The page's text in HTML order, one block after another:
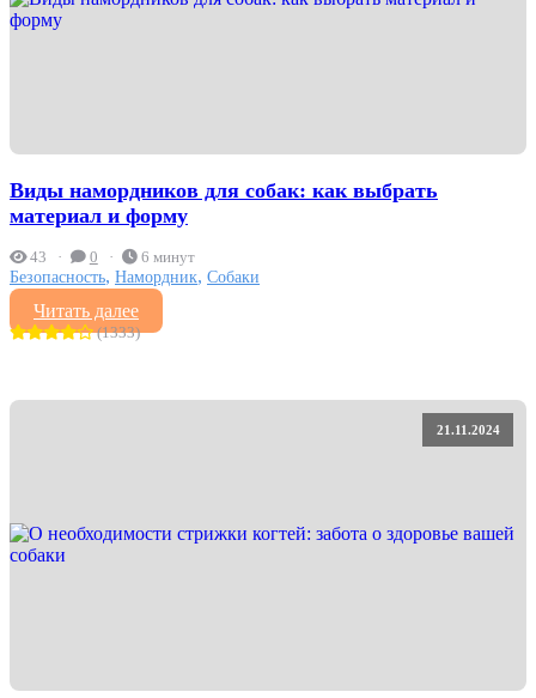
Виды намордников для собак: как выбрать
материал и форму
43 0 6 минут
Безопасность, Намордник, Собаки
Читать далее
(1333)
21.11.2024